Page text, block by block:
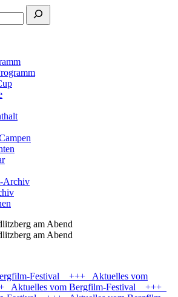
Archiv
Festival +++ Aktuelles vom
Aktuelles vom Bergfilm-Festival +++